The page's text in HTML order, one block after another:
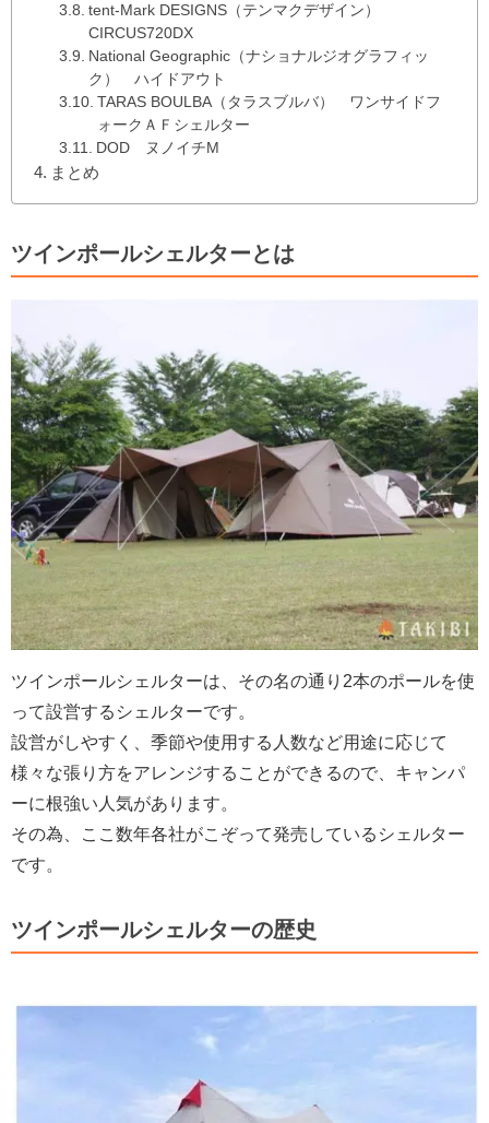
tent-Mark DESIGNS（テンマクデザイン）
CIRCUS720DX
National Geographic（ナショナルジオグラフィッ
ク） ハイドアウト
TARAS BOULBA（タラスブルバ） ワンサイドフ
ォークＡＦシェルター
DOD ヌノイチM
まとめ
ツインポールシェルターとは
ツインポールシェルターは、その名の通り2本のポールを使
って設営するシェルターです。
設営がしやすく、季節や使用する人数など用途に応じて
様々な張り方をアレンジすることができるので、キャンパ
ーに根強い人気があります。
その為、ここ数年各社がこぞって発売しているシェルター
です。
ツインポールシェルターの歴史